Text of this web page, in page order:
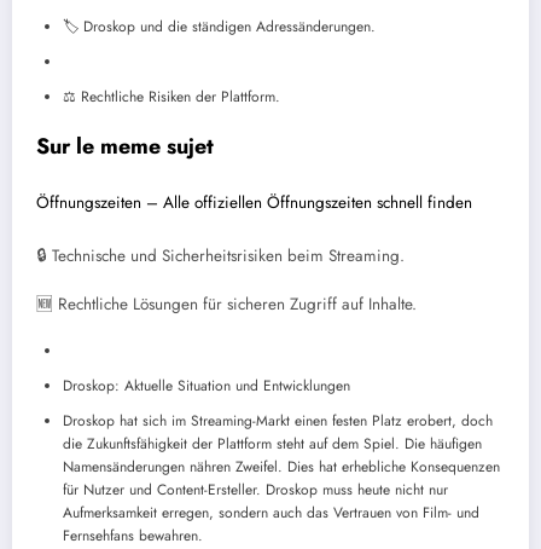
🏷️ Droskop und die ständigen Adressänderungen.
⚖️ Rechtliche Risiken der Plattform.
Sur le meme sujet
Öffnungszeiten – Alle offiziellen Öffnungszeiten schnell finden
🔒 Technische und Sicherheitsrisiken beim Streaming.
🆕 Rechtliche Lösungen für sicheren Zugriff auf Inhalte.
Droskop: Aktuelle Situation und Entwicklungen
Droskop hat sich im Streaming-Markt einen festen Platz erobert, doch
die Zukunftsfähigkeit der Plattform steht auf dem Spiel. Die häufigen
Namensänderungen nähren Zweifel. Dies hat erhebliche Konsequenzen
für Nutzer und Content-Ersteller. Droskop muss heute nicht nur
Aufmerksamkeit erregen, sondern auch das Vertrauen von Film- und
Fernsehfans bewahren.